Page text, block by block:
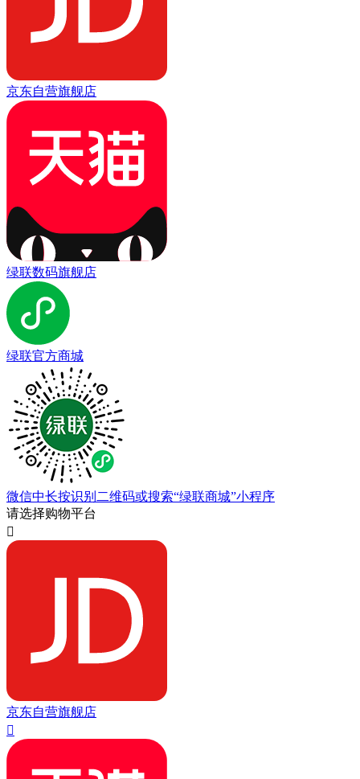
京东自营旗舰店
绿联数码旗舰店
绿联官方商城
微信中长按识别二维码或搜索“绿联商城”小程序
请选择购物平台

京东自营旗舰店
